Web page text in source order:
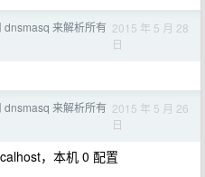
dnsmasq 来解析所有 2015 年 5 月 28
日
dnsmasq 来解析所有 2015 年 5 月 26
日
，本机 0 配置